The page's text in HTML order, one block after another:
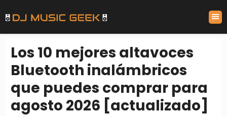
Los 10 mejores altavoces
Bluetooth inalámbricos
que puedes comprar para
agosto 2026 [actualizado]